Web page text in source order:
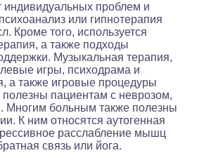
индивидуальных проблем и
или гипнотерапия
Кроме того, используется
а также подходы
Музыкальная терапия,
игры, психодрама и
а также игровые процедуры
полезны пациентам с неврозом,
Многим больным также полезны
К ним относятся аутогенная
расслабление мышц
связь или йога.